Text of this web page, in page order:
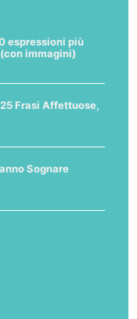
espressioni più
immagini)
Frasi Affettuose,
Sognare